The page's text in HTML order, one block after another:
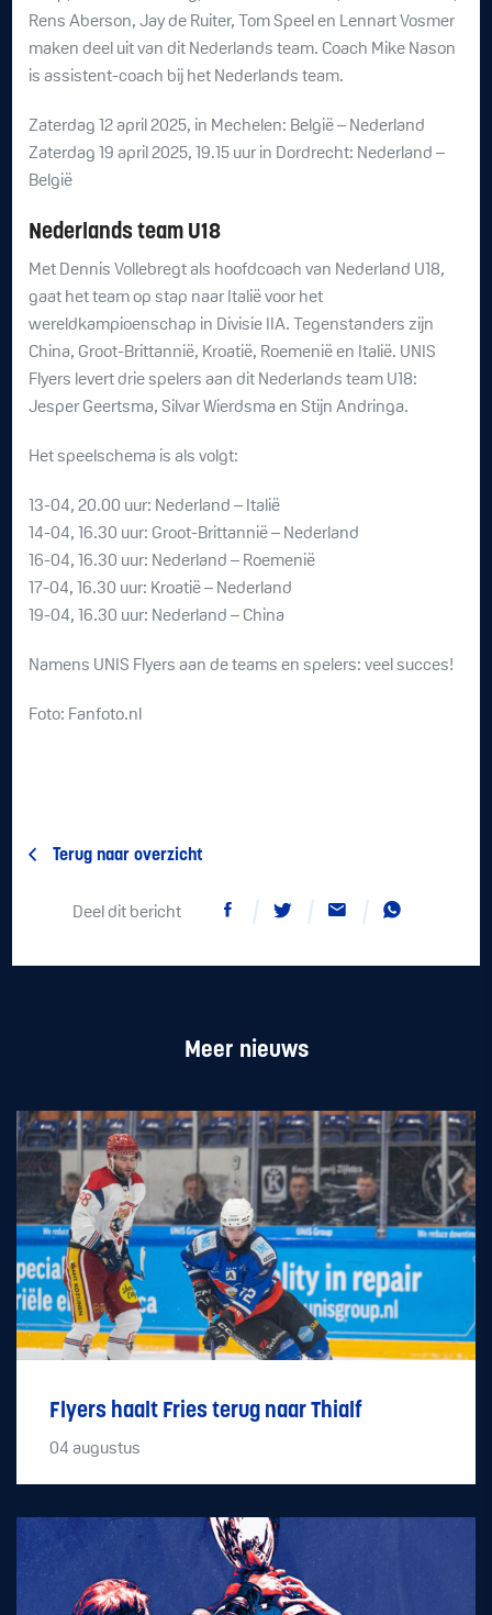
Rens Aberson, Jay de Ruiter, Tom Speel en Lennart Vosmer
maken deel uit van dit Nederlands team. Coach Mike Nason
is assistent-coach bij het Nederlands team.
Zaterdag 12 april 2025, in Mechelen: België – Nederland
Zaterdag 19 april 2025, 19.15 uur in Dordrecht: Nederland –
België
Nederlands team U18
Met Dennis Vollebregt als hoofdcoach van Nederland U18,
gaat het team op stap naar Italië voor het
wereldkampioenschap in Divisie IIA. Tegenstanders zijn
China, Groot-Brittannië, Kroatië, Roemenië en Italië. UNIS
Flyers levert drie spelers aan dit Nederlands team U18:
Jesper Geertsma, Silvar Wierdsma en Stijn Andringa.
Het speelschema is als volgt:
13-04, 20.00 uur: Nederland – Italië
14-04, 16.30 uur: Groot-Brittannië – Nederland
16-04, 16.30 uur: Nederland – Roemenië
17-04, 16.30 uur: Kroatië – Nederland
19-04, 16.30 uur: Nederland – China
Namens UNIS Flyers aan de teams en spelers: veel succes!
Foto: Fanfoto.nl
Terug naar overzicht
Deel dit bericht
Meer nieuws
Flyers haalt Fries terug naar Thialf
04 augustus